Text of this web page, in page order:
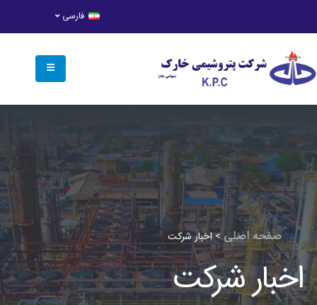
فارسی
صفحه اصلی>اخبار شرکت
اخبار شرکت